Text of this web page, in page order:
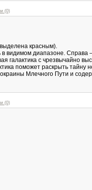
(0)
красным).
в видимом диапазоне.
галактика с чрезвычайно
поможет раскрыть тайну
Млечного Пути и
(0)